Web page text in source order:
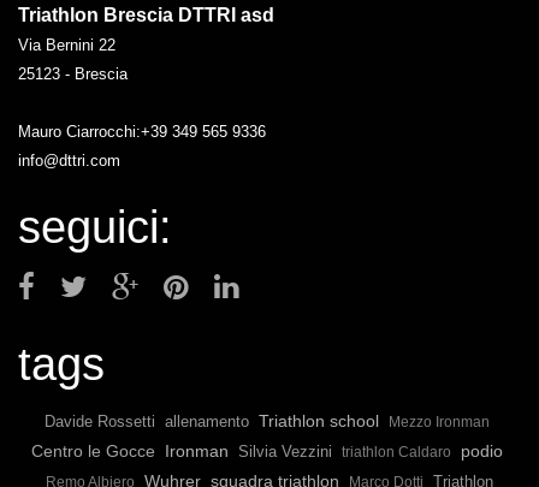
Triathlon Brescia DTTRI asd
Via Bernini 22
25123 - Brescia
Mauro Ciarrocchi:+39 349 565 9336
info@dttri.com
seguici:
tags
Davide Rossetti allenamento Triathlon school Mezzo Ironman
Centro le Gocce Ironman Silvia Vezzini triathlon Caldaro podio
Remo Albiero Wuhrer squadra triathlon Marco Dotti Triathlon